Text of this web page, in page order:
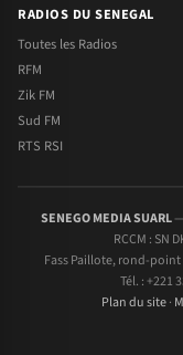
RADIOS DU SENEGAL
Toutes les Radios
RFM
Zik FM
Sud FM
RTS RSI
SENEGO MEDIA SUARL—
RCCM : SN
Fass Paillote, rond-point
Tél. : +221
Plan du site·